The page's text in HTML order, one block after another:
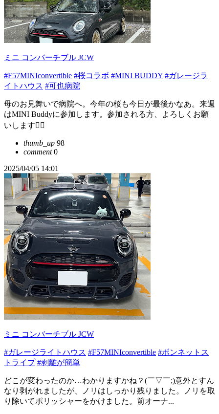
ミニ コンバーチブル JCW
#F57MINIconvertible #桜コラボ #MINI BUDDY #ガレージラ
イトハウス #可也病院
母のお見舞いで病院へ。今年の桜も今日が最後かなあ。来週
はMINI Buddyに参加します。参加される方、よろしくお願
いします🙇‍♀️
thumb_up 98
comment0
2025/04/05 14:01
ミニ コンバーチブル JCW
#ガレージライトハウス #F57MINIconvertible #ボンネットス
トライプ #剥離が簡単
どこが変わったのか…わかりますかね？(￣▽￣;)意外とすん
なり剥がれましたが、ノリはしっかり残りました。ノリを取
り除いてポリッシャーをかけました。前オーナ...